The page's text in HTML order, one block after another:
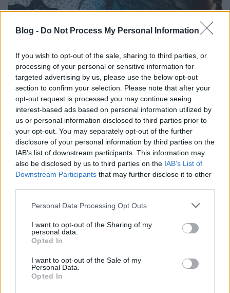
Blog - Do Not Process My Personal Information
If you wish to opt-out of the sale, sharing to third parties, or
processing of your personal or sensitive information for
targeted advertising by us, please use the below opt-out
section to confirm your selection. Please note that after your
opt-out request is processed you may continue seeing
interest-based ads based on personal information utilized by
us or personal information disclosed to third parties prior to
your opt-out. You may separately opt-out of the further
disclosure of your personal information by third parties on the
IAB’s list of downstream participants. This information may
also be disclosed by us to third parties on the IAB’s List of
Downstream Participants that may further disclose it to other
Please note that this website/app uses one or more Google
not limited to your visit or usage behaviour. You may click to
grant or deny consent to Google and its third-party tags to
use your data for below specified purposes in below Google
consent section.
Personal Data Processing Opt Outs
I want to opt-out of the Sharing of my
personal data.
Opted In
I want to opt-out of the Sale of my
Personal Data.
Opted In
Nemeszisz eljött közénk, és
dühösebb, mint valaha
KÖNYVBEMUTATÓ – Ronil Caine: Rémteremtő
Fejes Valentin•2021. november 29.
„Az új találmányokkal és fejlesztésekkel mindig az a
baj, hogy jó és okos emberek kitalálják őket, aztán
jönnek a rossz emberek, és kihasználják az abban
rejlő lehetőségeket.” Ronil Caine, alias Zelnik Péter
Zénó két éve megjelent első regénye, a Lilian vethette
el a fiatal tehetség…